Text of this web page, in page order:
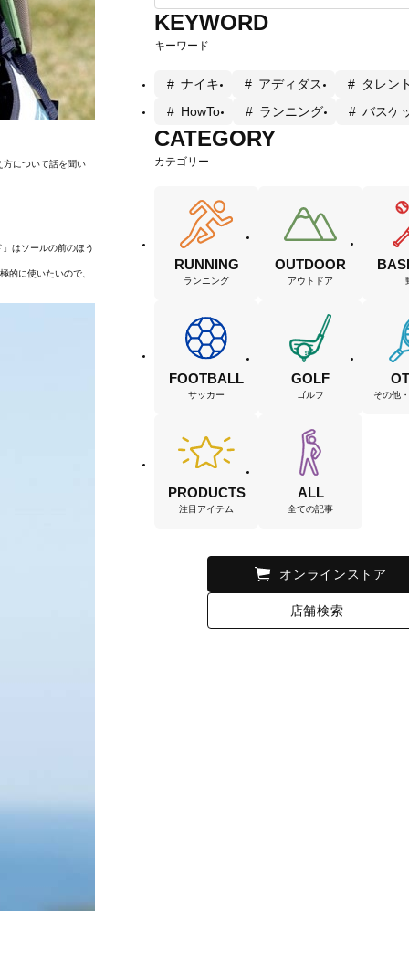
方について話を聞い
はソールの前のほう
的に使いたいので、
KEYWORD
キーワード
ナイキ アディダス
タレン
HowTo
ランニング バスケ
CATEGORY
カテゴリー
RUNNING
ランニング
OUTDOOR
アウトドア
FOOTBALL
サッカー
GOLF
ゴルフ その他
PRODUCTS
注目アイテム
ALL
全ての記事
オンラインストア
店舗検索